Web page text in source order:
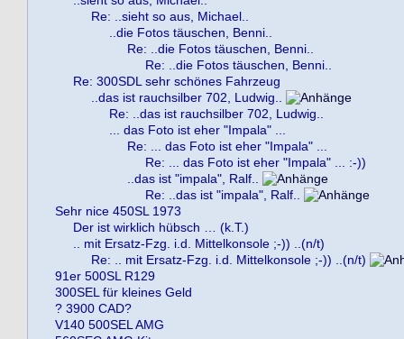
Re: ..sieht so aus, Michael..
..die Fotos täuschen, Benni..
Re: ..die Fotos täuschen, Benni..
Re: ..die Fotos täuschen, Benni..
Re: 300SDL sehr schönes Fahrzeug
..das ist rauchsilber 702, Ludwig..
Re: ..das ist rauchsilber 702, Ludwig..
... das Foto ist eher "Impala" ...
Re: ... das Foto ist eher "Impala" ...
Re: ... das Foto ist eher "Impala" ... :-))
..das ist "impala", Ralf..
Re: ..das ist "impala", Ralf..
Sehr nice 450SL 1973
Der ist wirklich hübsch … (k.T.)
.. mit Ersatz-Fzg. i.d. Mittelkonsole ;-)) ..(n/t)
Re: .. mit Ersatz-Fzg. i.d. Mittelkonsole ;-)) ..(n/t)
91er 500SL R129
300SEL für kleines Geld
? 3900 CAD?
V140 500SEL AMG